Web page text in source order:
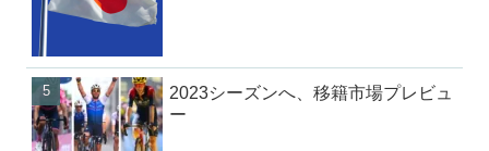
2023シーズンへ、移籍市場プレビュ
ー